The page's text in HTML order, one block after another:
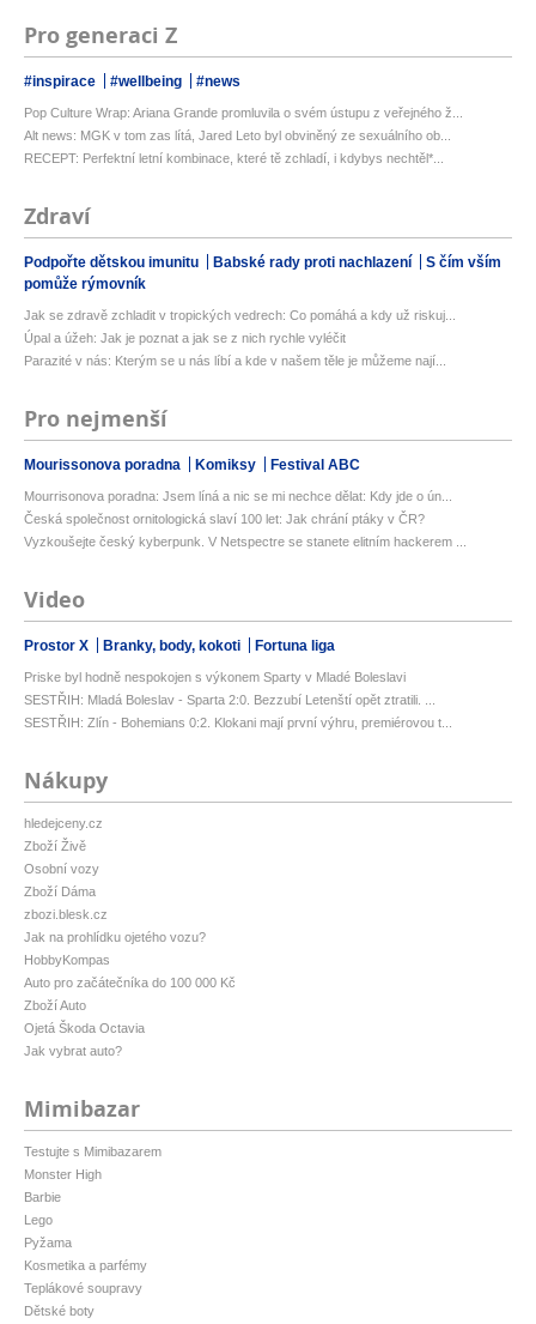
Pro generaci Z
#inspirace #wellbeing #news
Pop Culture Wrap: Ariana Grande promluvila o svém ústupu z veřejného ž...
Alt news: MGK v tom zas lítá, Jared Leto byl obviněný ze sexuálního ob...
RECEPT: Perfektní letní kombinace, které tě zchladí, i kdybys nechtěl*...
Zdraví
Podpořte dětskou imunitu Babské rady proti nachlazení
S čím vším
pomůže rýmovník
Jak se zdravě zchladit v tropických vedrech: Co pomáhá a kdy už riskuj...
Úpal a úžeh: Jak je poznat a jak se z nich rychle vyléčit
Parazité v nás: Kterým se u nás líbí a kde v našem těle je můžeme nají...
Pro nejmenší
Mourissonova poradna Komiksy Festival ABC
Mourrisonova poradna: Jsem líná a nic se mi nechce dělat: Kdy jde o ún...
Česká společnost ornitologická slaví 100 let: Jak chrání ptáky v ČR?
Vyzkoušejte český kyberpunk. V Netspectre se stanete elitním hackerem ...
Video
Prostor X Branky, body, kokoti Fortuna liga
Priske byl hodně nespokojen s výkonem Sparty v Mladé Boleslavi
SESTŘIH: Mladá Boleslav - Sparta 2:0. Bezzubí Letenští opět ztratili. ...
SESTŘIH: Zlín - Bohemians 0:2. Klokani mají první výhru, premiérovou t...
Nákupy
hledejceny.cz
Zboží Živě
Osobní vozy
Zboží Dáma
zbozi.blesk.cz
Jak na prohlídku ojetého vozu?
HobbyKompas
Auto pro začátečníka do 100 000 Kč
Zboží Auto
Ojetá Škoda Octavia
Jak vybrat auto?
Mimibazar
Testujte s Mimibazarem
Monster High
Barbie
Lego
Pyžama
Kosmetika a parfémy
Teplákové soupravy
Dětské boty